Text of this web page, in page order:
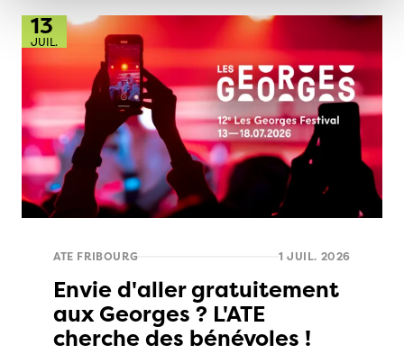
13
JUIL.
ATE FRIBOURG 1 JUIL. 2026
Envie d'aller gratuitement
aux Georges ? L'ATE
cherche des bénévoles !